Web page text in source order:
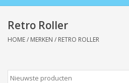
Wonen/koken/huishouden
Wenskaarten
Retro Roller
HOME/ MERKEN / RETRO ROLLER